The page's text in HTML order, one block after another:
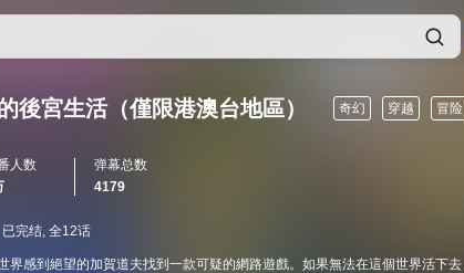
後宮生活（僅限港澳台地區） 奇幻 穿越 冒险
人数
弹幕总数
4179
已完结, 全12话
界感到絕望的加賀道夫找到一款可疑的網路遊戲。如果無法在這個世界活下